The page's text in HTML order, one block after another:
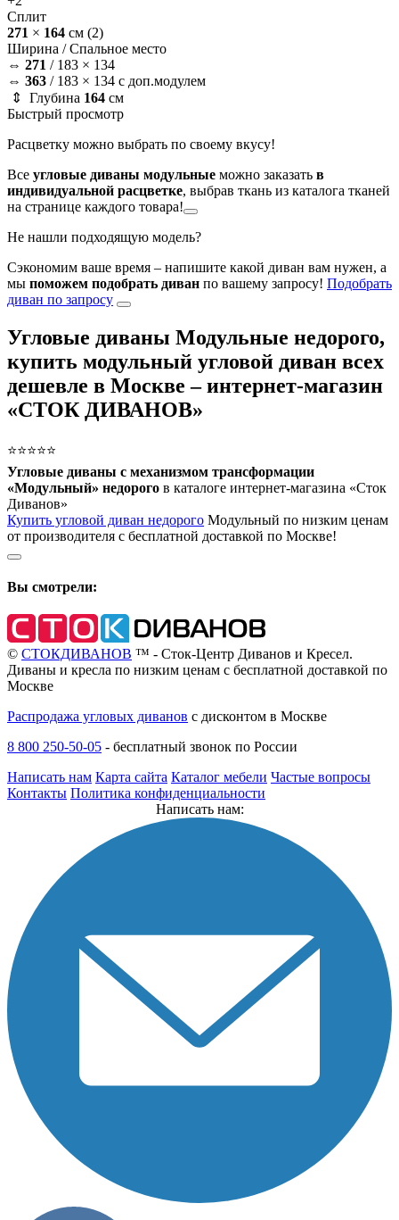
Сплит
271 × 164 см (2)
Ширина /Спальное место
⇔ 271 / 183 × 134
⇔ 363 / 183 × 134 с доп.модулем
⇕ Глубина 164 см
Быстрый просмотр
Расцветку можно выбрать по своему вкусу!
Все угловые диваны модульные можно заказать в
индивидуальной расцветке, выбрав ткань из каталога тканей
на странице каждого товара!
Не нашли подходящую модель?
Сэкономим ваше время – напишите какой диван вам нужен, а
мы поможем подобрать диван по вашему запросу! Подобрать
диван по запросу
Угловые диваны Модульные недорого,
купить модульный угловой диван всех
дешевле в Москве – интернет-магазин
«СТОК ДИВАНОВ»
⭐⭐⭐⭐⭐
Угловые диваны с механизмом трансформации
«Модульный» недорого в каталоге интернет-магазина «Сток
Диванов»
Купить угловой диван недорого Модульный по низким ценам
от производителя с бесплатной доставкой по Москве!
Вы смотрели:
© СТОКДИВАНОВ ™ - Сток-Центр Диванов и Кресел.
Диваны и кресла по низким ценам с бесплатной доставкой по
Москве
Распродажа угловых диванов с дисконтом в Москве
8 800 250-50-05 - бесплатный звонок по России
Написать нам Карта сайта Каталог мебели Частые вопросы
Контакты Политика конфиденциальности
Написать нам: